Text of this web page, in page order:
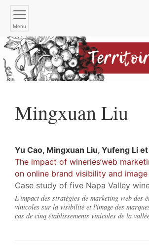
Menu
Mingxuan Liu
Yu Cao, Mingxuan Liu, Yufeng Li et
The impact of wineries’web
on online brand visibility and image
Case study of five Napa Valley
L'impact des stratégies de marketing web des
vinicoles sur la visibilité et l'image des
cas de cinq établissements vinicoles de la